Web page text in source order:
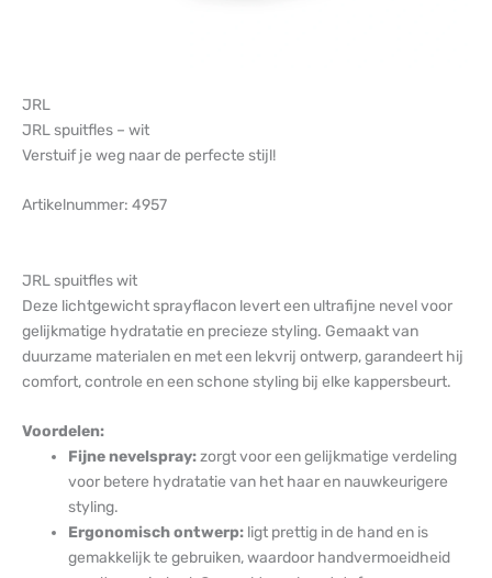
JRL
JRL spuitfles – wit
Verstuif je weg naar de perfecte stijl!
Artikelnummer: 4957
JRL spuitfles wit
Deze lichtgewicht sprayflacon levert een ultrafijne nevel voor
gelijkmatige hydratatie en precieze styling. Gemaakt van
duurzame materialen en met een lekvrij ontwerp, garandeert hij
comfort, controle en een schone styling bij elke kappersbeurt.
Voordelen:
Fijne nevelspray:zorgt voor een gelijkmatige verdeling
voor betere hydratatie van het haar en nauwkeurigere
styling.
Ergonomisch ontwerp: ligt prettig in de hand en is
gemakkelijk te gebruiken, waardoor handvermoeidheid